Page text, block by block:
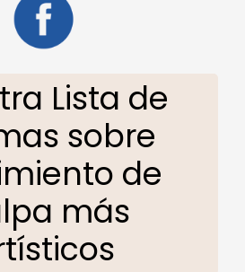
Lista de
sobre
de
más